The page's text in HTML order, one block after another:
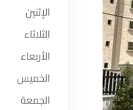
الإثنين
الثلاثاء
الأربعاء
الخميس
الجمعة